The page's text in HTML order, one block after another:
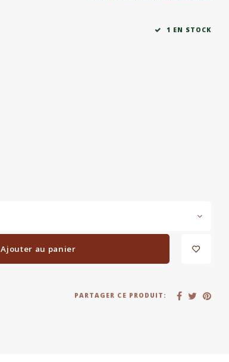
1 EN STOCK
Ajouter au panier
PARTAGER CE PRODUIT: